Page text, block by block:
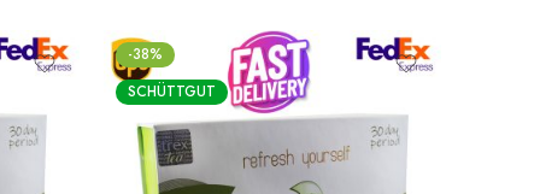
-38%
SCHÜTTGUT